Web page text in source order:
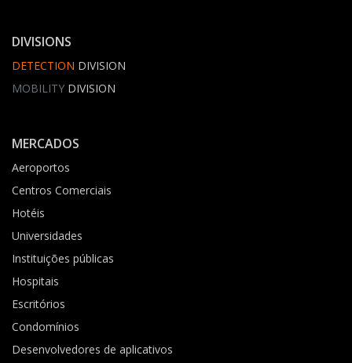
DIVISIONS
DETECTION DIVISION
MOBILITY DIVISION
MERCADOS
Aeroportos
Centros Comerciais
Hotéis
Universidades
Instituições públicas
Hospitais
Escritórios
Condomínios
Desenvolvedores de aplicativos